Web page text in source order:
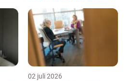
02 juli 2026